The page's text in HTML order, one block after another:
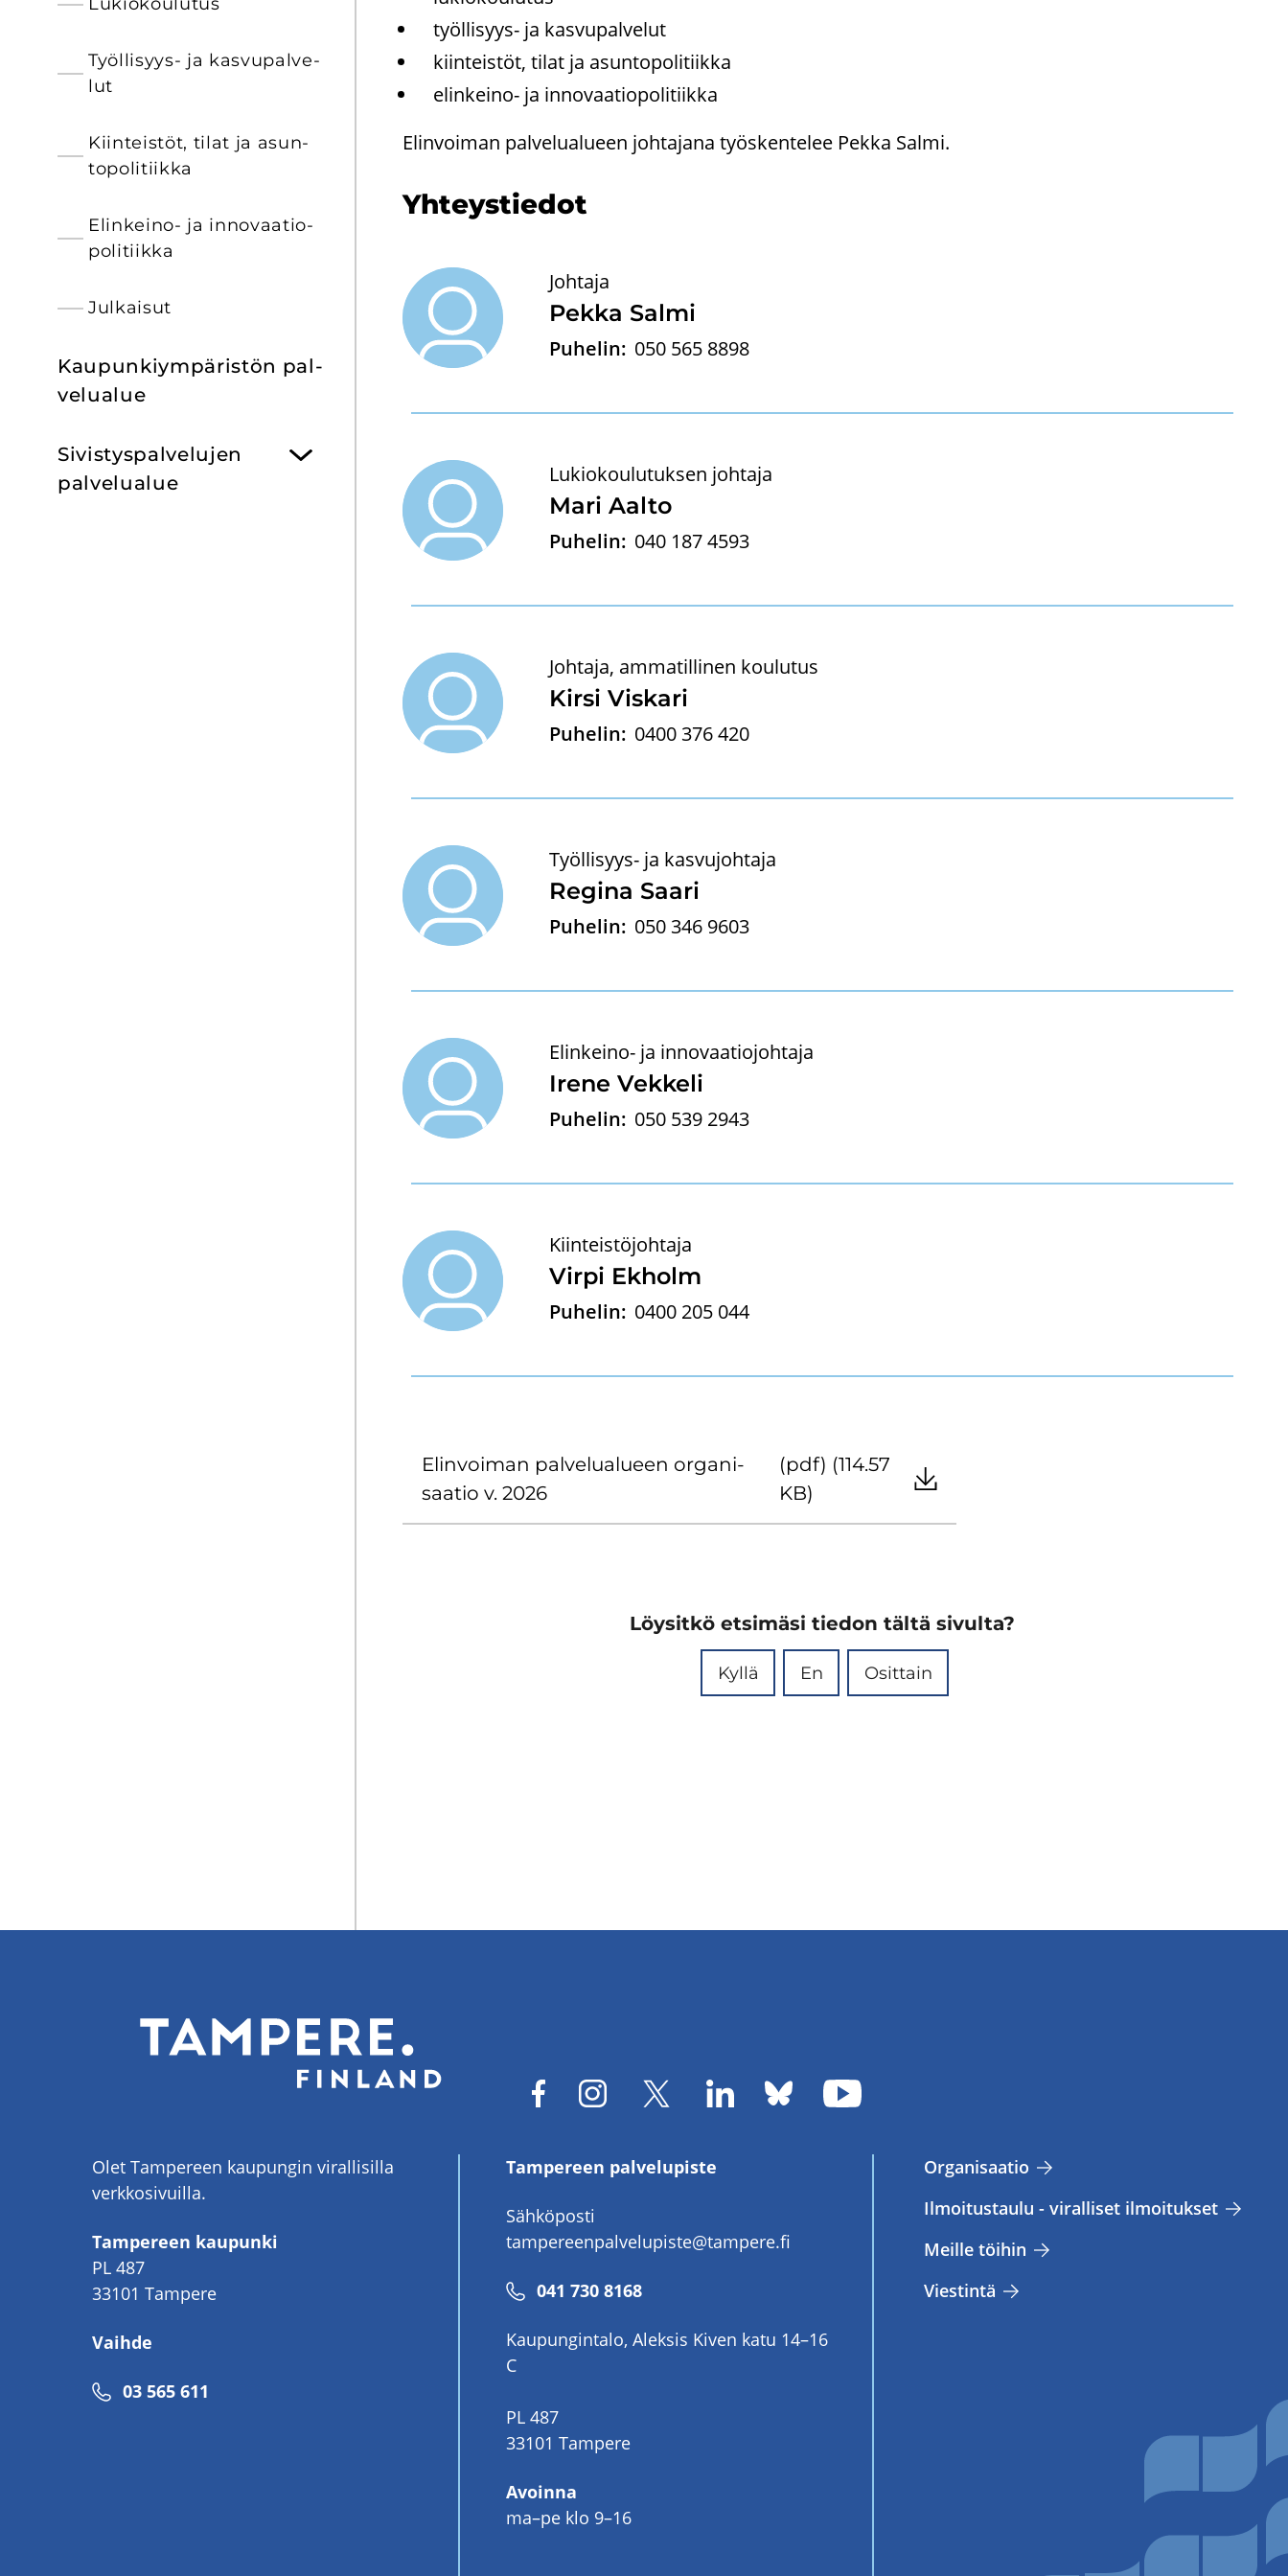
Työllisyys-​ ja kas­vu­pal­ve­
lut
Kiin­teis­töt, tilat ja asun­
to­po­li­tiik­ka
Elinkeino-​ ja in­no­vaa­tio­
po­li­tiik­ka
Jul­kai­sut
Kau­pun­kiym­pä­ris­tön pal­
ve­lua­lue
Si­vis­tys­pal­ve­lu­jen
pal­ve­lua­lue
työllisyys-​ ja kas­vu­pal­ve­lut
kiin­teis­töt, tilat ja asun­to­po­li­tiik­ka
elinkeino-​ ja in­no­vaa­tio­po­li­tiik­ka
Elin­voi­man pal­ve­lua­lu­een joh­ta­ja­na työs­ken­te­lee Pekka Salmi.
Yh­teys­tie­dot
Pekka Salmi
Johtaja
Puhelin: 050 565 8898
Mari Aalto
Lukiokoulutuksen johtaja
Puhelin: 040 187 4593
Kirsi Vis­ka­ri
Johtaja, ammatillinen koulutus
Puhelin: 0400 376 420
Re­gi­na Saari
Työllisyys- ja kasvujohtaja
Puhelin: 050 346 9603
Irene Vek­ke­li
Elinkeino- ja innovaatiojohtaja
Puhelin: 050 539 2943
Virpi Ek­holm
Kiinteistöjohtaja
Puhelin: 0400 205 044
Elin­voi­man pal­ve­lua­lu­een or­ga­ni­
saa­tio v. 2026
(pdf) (114.57
KB)
Löysitkö etsimäsi tiedon tältä sivulta?
Kyllä En Osittain
Olet Tampereen kaupungin virallisilla
verkkosivuilla.
Tampereen kaupunki
PL 487
33101 Tampere
Vaihde
Puhelinnumero
03 565 611
Tampereen palvelupiste
Sähköposti
tampereenpalvelupiste@tampere.fi
Puhelinnumero
041 730 8168
Kaupungintalo, Aleksis Kiven katu 14–16
C
PL 487
33101 Tampere
Avoinna
ma–pe klo 9–16
Or­ga­ni­saa­tio
Il­moi­tus­tau­lu - vi­ral­li­set il­moi­tuk­set
Meil­le töi­hin
Vies­tin­tä